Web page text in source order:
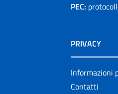
PEC:
PRIVACY
Informazioni
Contatti